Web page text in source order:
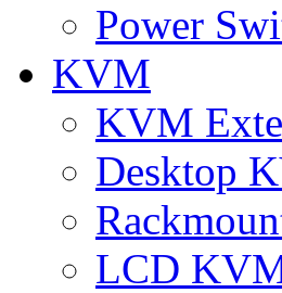
Power
KVM
KVM
Desktop
LCD